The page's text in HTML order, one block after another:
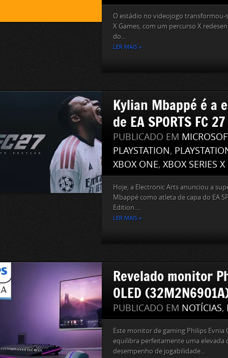
O estádio no videojogo transformou-
X Games, com um percurso X
do...
LER MAIS »
Kylian Mbappé é a
de EA SPORTS FC 27
PUBLICADO EM
PLAYSTATION,
XBOX ONE, XBOX SERIES X
Hoje, a Electronic Arts anunciou a
Mbappé como atleta de capa do EA
Edition....
LER MAIS »
Revelado monitor
OLED
PUBLICADO EM NOTÍCIAS,
Este monitor de gaming Philips Evnia
equilibra perfeitamente uma elevada
desempenho de jogabilidade...